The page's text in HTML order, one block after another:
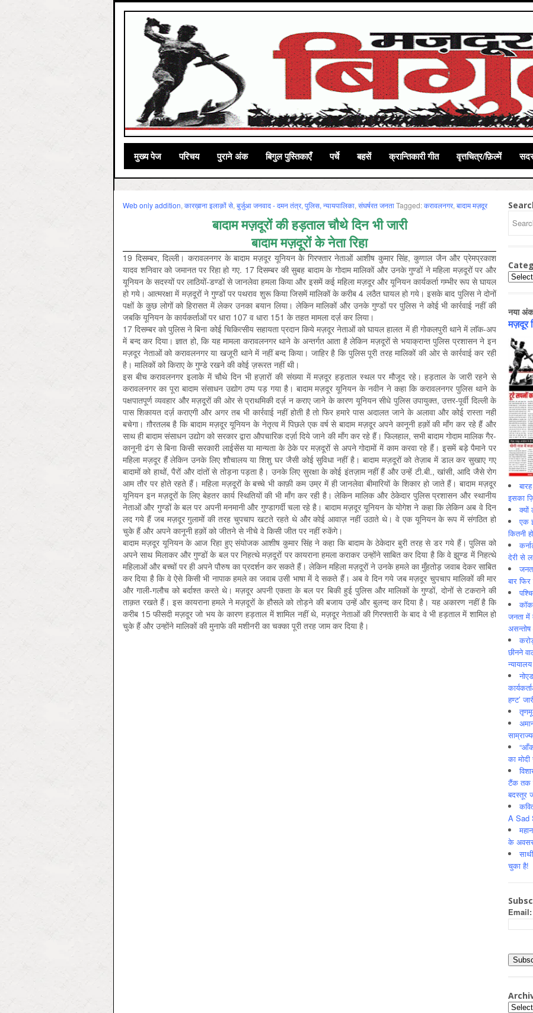
मुख्‍य पेज परिचय पुराने अंक बिगुल पुस्तिकाएँ पर्चे बहसें क्रान्तिकारी गीत वृत्तचित्र/फ़िल्में
Web only addition, कारख़ाना इलाक़ों से, बुर्जुआ जनवाद - दमन तंत्र, पुलिस, न्‍यायपालिका, संघर्षरत जनताTagged:करावलनगर, बादाम मज़दूर
बादाम मज़दूरों की हड़ताल चौथे दिन भी जारी
बादाम मज़दूरों के नेता रिहा
19 दिसम्बर, दिल्ली। करावलनगर के बादाम मज़दूर यूनियन के गिरफ्तार नेताओं आशीष कुमार सिंह, कुणाल जैन और प्रेमप्रकाश
यादव शनिवार को जमानत पर रिहा हो गए. 17 दिसम्बर की सुबह बादाम के गोदाम मालिकों और उनके गुण्डों ने महिला मज़दूरों पर और
यूनियन के सदस्यों पर लाठियों-डण्डों से जानलेवा हमला किया और इसमें कई महिला मज़दूर और यूनियन कार्यकर्ता गम्भीर रूप से घायल
हो गये। आत्मरक्षा में मज़दूरों ने गुण्डों पर पथराव शुरू किया जिसमें मालिकों के करीब 4 लठैत घायल हो गये। इसके बाद पुलिस ने दोनों
पक्षों के कुछ लोगों को हिरासत में लेकर उनका बयान लिया। लेकिन मालिकों और उनके गुण्डों पर पुलिस ने कोई भी कार्रवाई नहीं की
जबकि यूनियन के कार्यकर्ताओं पर धारा 107 व धारा 151 के तहत मामला दर्ज़ कर लिया।
17 दिसम्बर को पुलिस ने बिना कोई चिकित्सीय सहायता प्रदान किये मज़दूर नेताओं को घायल हालत में ही गोकलपुरी थाने में लाॅक-अप
में बन्द कर दिया। ज्ञात हो, कि यह मामला करावलनगर थाने के अन्तर्गत आता है लेकिन मज़दूरों से भयाक्रान्त पुलिस प्रशासन ने इन
मज़दूर नेताओं को करावलनगर या खजूरी थाने में नहीं बन्द किया। जाहिर है कि पुलिस पूरी तरह मालिकों की ओर से कार्रवाई कर रही
है। मालिकों को किराए के गुण्डे रखने की कोई ज़रूरत नहीं थी।
इस बीच करावलनगर इलाके में चौथे दिन भी हज़ारों की संख्या में मज़दूर हड़ताल स्थल पर मौजूद रहे। हड़ताल के जारी रहने से
करावलनगर का पूरा बादाम संसाधन उद्योग ठप्प पड़ गया है। बादाम मज़दूर यूनियन के नवीन ने कहा कि करावलनगर पुलिस थाने के
पक्षपातपूर्ण व्यवहार और मज़दूरों की ओर से प्राथमिकी दर्ज़ न कराए जाने के कारण यूनियन सीधे पुलिस उपायुक्त, उत्तर-पूर्वी दिल्ली के
पास शिकायत दर्ज़ कराएगी और अगर तब भी कार्रवाई नहीं होती है तो फिर हमारे पास अदालत जाने के अलावा और कोई रास्ता नहीं
बचेगा। ग़ौरतलब है कि बादाम मज़दूर यूनियन के नेतृत्व में पिछले एक वर्ष से बादाम मज़दूर अपने कानूनी हक़ों की माँग कर रहे हैं और
साथ ही बादाम संसाधन उद्योग को सरकार द्वारा औपचारिक दर्ज़ा दिये जाने की माँग कर रहे हैं। फिलहाल, सभी बादाम गोदाम मालिक गैर-
कानूनी ढंग से बिना किसी सरकारी लाईसेंस या मान्यता के ठेके पर मज़दूरों से अपने गोदामों में काम करवा रहे हैं। इसमें बड़े पैमाने पर
महिला मज़दूर हैं लेकिन उनके लिए शौचालय या शिशु घर जैसी कोई सुविधा नहीं है। बादाम मज़दूरों को तेज़ाब में डाल कर सुखाए गए
बादामों को हाथों, पैरों और दांतों से तोड़ना पड़ता है। उनके लिए सुरक्षा के कोई इंतज़ाम नहीं हैं और उन्हें टी.बी., खांसी, आदि जैसे रोग
आम तौर पर होते रहते हैं। महिला मज़दूरों के बच्चे भी काफ़ी कम उम्र में ही जानलेवा बीमारियों के शिकार हो जाते हैं। बादाम मज़दूर
यूनियन इन मज़दूरों के लिए बेहतर कार्य स्थितियों की भी माँग कर रही है। लेकिन मालिक और ठेकेदार पुलिस प्रशासन और स्थानीय
नेताओं और गुण्डों के बल पर अपनी मनमानी और गुण्डागर्दी चला रहे है। बादाम मज़दूर यूनियन के योगेश ने कहा कि लेकिन अब वे दिन
लद गये हैं जब मज़दूर गुलामों की तरह चुपचाप खटते रहते थे और कोई आवाज़ नहीं उठाते थे। वे एक यूनियन के रूप में संगठित हो
चुके हैं और अपने कानूनी हक़ों को जीतने से नीचे वे किसी जीत पर नहीं रुकेंगे।
बादाम मज़दूर यूनियन के आज रिहा हुए संयोजक आशीष कुमार सिंह ने कहा कि बादाम के ठेकेदार बुरी तरह से डर गये हैं। पुलिस को
अपने साथ मिलाकर और गुण्डों के बल पर निहत्थे मज़दूरों पर कायराना हमला कराकर उन्होंने साबित कर दिया है कि वे झुण्ड में निहत्थे
महिलाओं और बच्चों पर ही अपने पौरुष का प्रदर्शन कर सकते हैं। लेकिन महिला मज़दूरों ने उनके हमले का मुँहतोड़ जवाब देकर साबित
कर दिया है कि वे ऐसे किसी भी नापाक हमले का जवाब उसी भाषा में दे सकते हैं। अब वे दिन गये जब मज़दूर चुपचाप मालिकों की मार
और गाली-गलौच को बर्दाश्त करते थे। मज़दूर अपनी एकता के बल पर बिकी हुई पुलिस और मालिकों के गुण्डों, दोनों से टकराने की
ताक़त रखते हैं। इस कायराना हमले ने मज़दूरों के हौसले को तोड़ने की बजाय उन्हें और बुलन्द कर दिया है। यह अकारण नहीं है कि
करीब 15 फीसदी मज़दूर जो भय के कारण हड़ताल में शामिल नहीं थे, मज़दूर नेताओं की गिरफ्तारी के बाद वे भी हड़ताल में शामिल हो
चुके हैं और उन्होंने मालिकों की मुनाफे की मशीनरी का चक्का पूरी तरह जाम कर दिया है।
नया अंक
मज़दूर
इसका
क्यों
एक
कितनी
देरी से
बार फिर
जनता में
असन्‍तोष
छीनने
हण्ट’
का
टैंक तक
बदस्तूर
A Sad
के
चुका है!
Email: